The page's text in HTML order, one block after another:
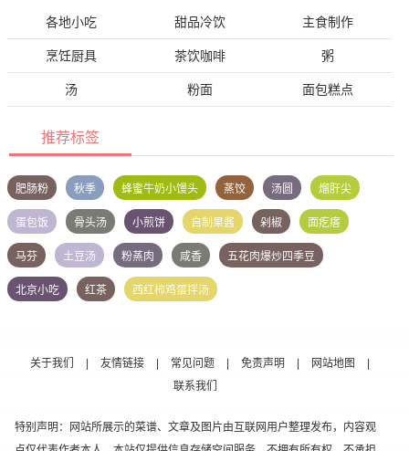
各地小吃 甜品冷饮 主食制作
烹饪厨具 茶饮咖啡 粥
汤 粉面 面包糕点
推荐标签
肥肠粉 秋季 蜂蜜牛奶小馒头 蒸饺 汤圆 熘肝尖
蛋包饭 骨头汤 小煎饼 自制果酱 剁椒 面疙瘩
马芬 土豆汤 粉蒸肉 咸香 五花肉爆炒四季豆
北京小吃 红茶 西红柿鸡蛋拌汤
关于我们 友情链接 常见问题 免责声明 网站地图
联系我们
特别声明：网站所展示的菜谱、文章及图片由互联网用户整理发布，内容观